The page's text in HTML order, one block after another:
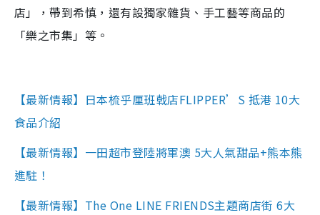
店」，帶到希慎，還有設獨家雜貨、手工藝等商品的
「樂之市集」等。
【最新情報】日本梳乎厘班戟店FLIPPER’S 抵港 10大
食品介紹
【最新情報】一田超市登陸將軍澳 5大人氣甜品+熊本熊
進駐！
【最新情報】The One LINE FRIENDS主題商店街 6大